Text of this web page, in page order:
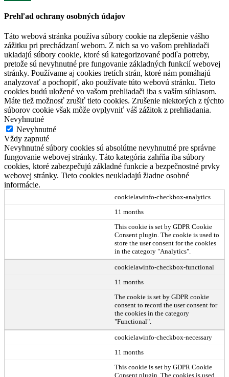
Prehľad ochrany osobných údajov
Táto webová stránka používa súbory cookie na zlepšenie vášho
zážitku pri prechádzaní webom. Z nich sa vo vašom prehliadači
ukladajú súbory cookie, ktoré sú kategorizované podľa potreby,
pretože sú nevyhnutné pre fungovanie základných funkcií webovej
stránky. Používame aj cookies tretích strán, ktoré nám pomáhajú
analyzovať a pochopiť, ako používate túto webovú stránku. Tieto
cookies budú uložené vo vašom prehliadači iba s vaším súhlasom.
Máte tiež možnosť zrušiť tieto cookies. Zrušenie niektorých z týchto
súborov cookie však môže ovplyvniť váš zážitok z prehliadania.
Nevyhnutné
Nevyhnutné
Vždy zapnuté
Nevyhnutné súbory cookies sú absolútne nevyhnutné pre správne
fungovanie webovej stránky. Táto kategória zahŕňa iba súbory
cookies, ktoré zabezpečujú základné funkcie a bezpečnostné prvky
webovej stránky. Tieto cookies neukladajú žiadne osobné
informácie.
cookielawinfo-checkbox-analytics
11 months
This cookie is set by GDPR Cookie
Consent plugin. The cookie is used to
store the user consent for the cookies
in the category "Analytics".
cookielawinfo-checkbox-functional
11 months
The cookie is set by GDPR cookie
consent to record the user consent for
the cookies in the category
"Functional".
cookielawinfo-checkbox-necessary
11 months
This cookie is set by GDPR Cookie
Consent plugin. The cookies is used